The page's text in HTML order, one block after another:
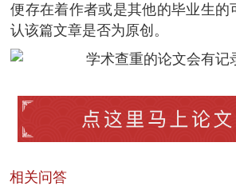
便存在着作者或是其他的毕业生的
认该篇文章是否为原创。
相关问答